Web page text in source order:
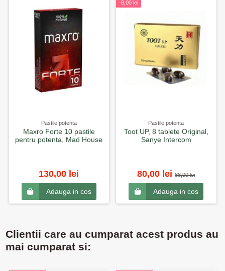
Pastile potenta
Maxro Forte 10 pastile
pentru potenta, Mad House
130,00 lei
Adauga in cos
-8,00 lei
Pastile potenta
Toot UP, 8 tablete Original,
Sanye Intercom
80,00 lei88,00 lei
Adauga in cos
Clientii care au cumparat acest produs au
mai cumparat si: